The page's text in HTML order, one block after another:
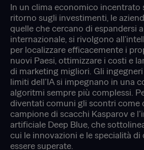
In un clima economico incentrato
ritorno sugli investimenti, le
quelle che cercano di espandersi
internazionale, si rivolgono
per localizzare efficacemente i
nuovi Paesi, ottimizzare i costi e
di marketing migliori. Gli
limiti dell’IA si impegnano in una
algoritmi sempre più complessi.
diventati comuni gli scontri come
campione di scacchi Kasparov e
artificiale Deep Blue, che
cui le innovazioni e le specialità di
essere superate.